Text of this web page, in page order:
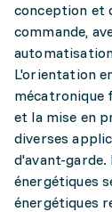
conception et
commande,
L'orientation
mécatronique
et la mise en
diverses
d'avant-
énergétiques
énergétiques